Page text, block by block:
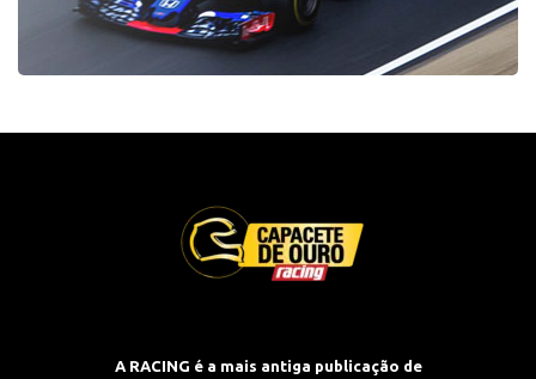
A RACING é a mais antiga publicação de